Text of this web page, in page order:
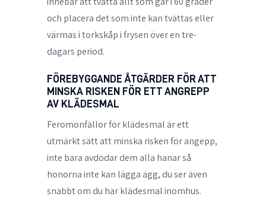
och placera det som inte kan tvättas eller
värmas i torkskåp i frysen över en tre-
dagars period.
FÖREBYGGANDE ÅTGÄRDER FÖR ATT
MINSKA RISKEN FÖR ETT ANGREPP
AV KLÄDESMAL
Feromonfällor för klädesmal är ett
utmärkt sätt att minska risken för angepp,
inte bara avdödar dem alla hanar så
honorna inte kan lägga ägg, du ser även
snabbt om du har klädesmal inomhus.